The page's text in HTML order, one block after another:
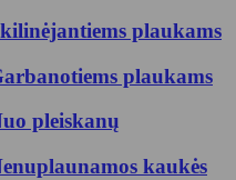
plaukams
plaukams
pleiskanų
kaukės